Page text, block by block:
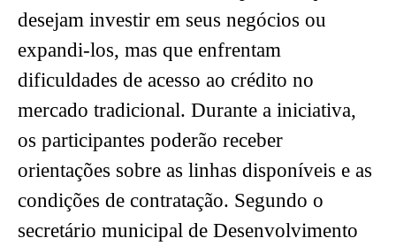
desejam investir em seus negócios ou
expandi-los, mas que enfrentam
dificuldades de acesso ao crédito no
mercado tradicional. Durante a iniciativa,
os participantes poderão receber
orientações sobre as linhas disponíveis e as
condições de contratação. Segundo o
secretário municipal de Desenvolvimento